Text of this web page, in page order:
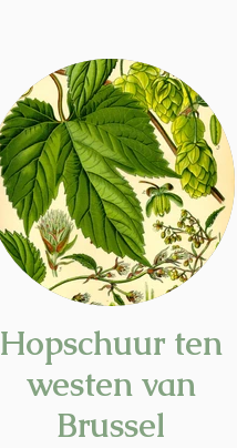
Hopschuur ten
westen van
Brussel